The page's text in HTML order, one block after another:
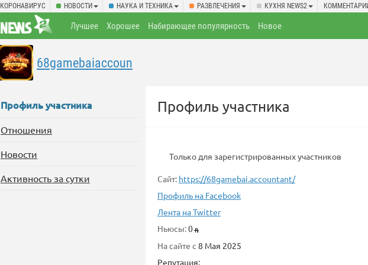
КОРОНАВИРУС НОВОСТИ НАУКА И ТЕХНИКА РАЗВЛЕЧЕНИЯ КУХНЯ NEWS2
Лучшее Хорошее Набирающее популярность Новое
68gamebaiaccoun
Профиль участника
Отношения
Новости
Активность за сутки
Профиль участника
Только для зарегистрированных участников
Сайт: https://68gamebai.accountant/
Профиль на Facebook
Лента на Twitter
Ньюсы:0
На сайте с 8 Мая 2025
Репутация: